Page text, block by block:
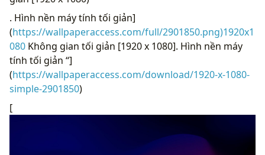
. Hình nền máy tính tối giản]
(https://wallpaperaccess.com/full/2901850.png)1920x1
080 Không gian tối giản [1920 x 1080]. Hình nền máy
tính tối giản “]
(https://wallpaperaccess.com/download/1920-x-1080-
simple-2901850)
[